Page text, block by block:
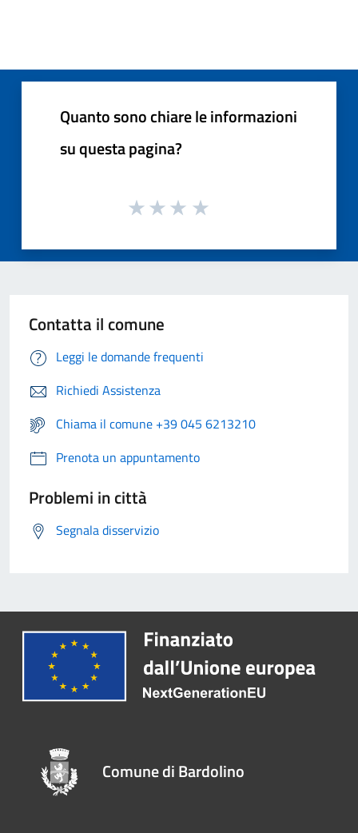
Quanto sono chiare le informazioni
su questa pagina?
Contatta il comune
Leggi le domande frequenti
Richiedi Assistenza
Chiama il comune +39 045 6213210
Prenota un appuntamento
Problemi in città
Segnala disservizio
Comune di Bardolino